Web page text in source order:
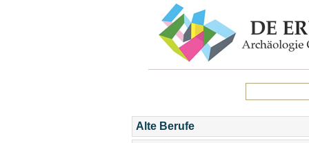
Alte Berufe